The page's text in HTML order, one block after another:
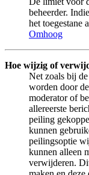
beheerder.
het toegestane
Omhoog
Hoe wijzig of
Net zoals bij
worden door
moderator of
allereerste
peiling
kunnen
peilingsoptie
kunnen alleen
verwijderen.